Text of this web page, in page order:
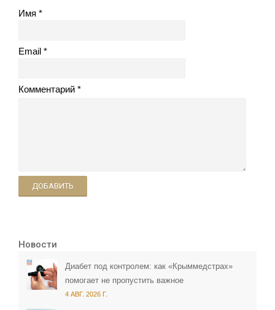
Имя
Email
Комментарий
ДОБАВИТЬ
Новости
Диабет под контролем: как «Крыммедстрах»
помогает не пропустить важное
4 АВГ. 2026 Г.